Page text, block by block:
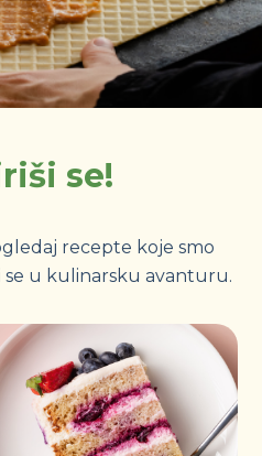
se!
recepte koje smo
se u kulinarsku avanturu.